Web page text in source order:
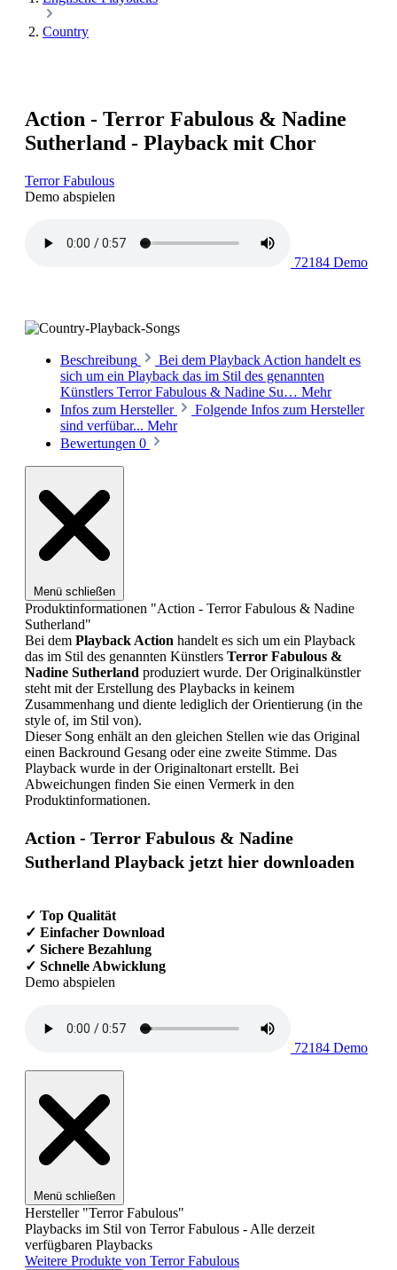
Country
Action - Terror Fabulous & Nadine
Sutherland - Playback mit Chor
Terror Fabulous
Demo abspielen
72184 Demo
Beschreibung
Bei dem Playback Action handelt es
sich um ein Playback das im Stil des genannten
Künstlers Terror Fabulous & Nadine Su… Mehr
Infos zum Hersteller
Folgende Infos zum Hersteller
sind verfübar... Mehr
Bewertungen 0
Menü schließen
Produktinformationen "Action - Terror Fabulous & Nadine
Sutherland"
Bei dem Playback Action handelt es sich um ein Playback
das im Stil des genannten Künstlers Terror Fabulous &
Nadine Sutherland produziert wurde. Der Originalkünstler
steht mit der Erstellung des Playbacks in keinem
Zusammenhang und diente lediglich der Orientierung (in the
style of, im Stil von).
Dieser Song enhält an den gleichen Stellen wie das Original
einen Backround Gesang oder eine zweite Stimme. Das
Playback wurde in der Originaltonart erstellt. Bei
Abweichungen finden Sie einen Vermerk in den
Produktinformationen.
Action - Terror Fabulous & Nadine
Sutherland Playback jetzt hier downloaden
✓ Top Qualität
✓ Einfacher Download
✓ Sichere Bezahlung
✓ Schnelle Abwicklung
Demo abspielen
72184 Demo
Menü schließen
Hersteller "Terror Fabulous"
Playbacks im Stil von Terror Fabulous - Alle derzeit
verfügbaren Playbacks
Weitere Produkte von Terror Fabulous